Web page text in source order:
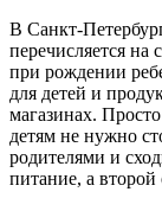
В Санкт-
перечисляется на
при рождении
для детей и
магазинах.
детям не нужно
родителями и
питание, а второй